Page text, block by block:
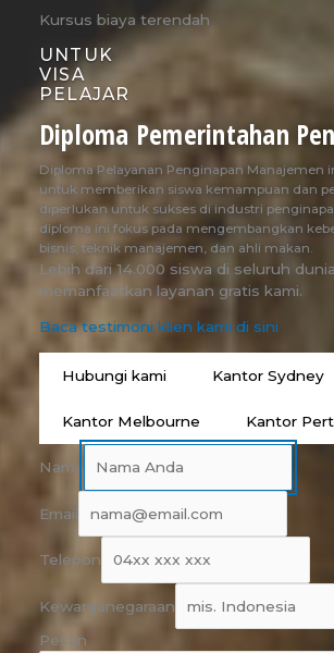
Kursus biaya terendah
UNTUK
VISA
PELAJAR
Diploma Pemerintahan
Diploma Pelayanan Penginapan Manajemen
untuk memberikan siswa kemampuan dan
diperlukan untuk sukses di industri
diploma ini fokus pada mengembangkan
bisnis, teknik manajemen, dan ahli makan.
Lebih dari 14.000 siswa di seluruh
memanfaatkan layanan gratis kami.
Baca testimoni klien kami di sini
Hubungi kami Kantor Sydney
Kantor Melbourne Kantor
Nama
Email
Telepon
Kewarganegaraan
Pesan